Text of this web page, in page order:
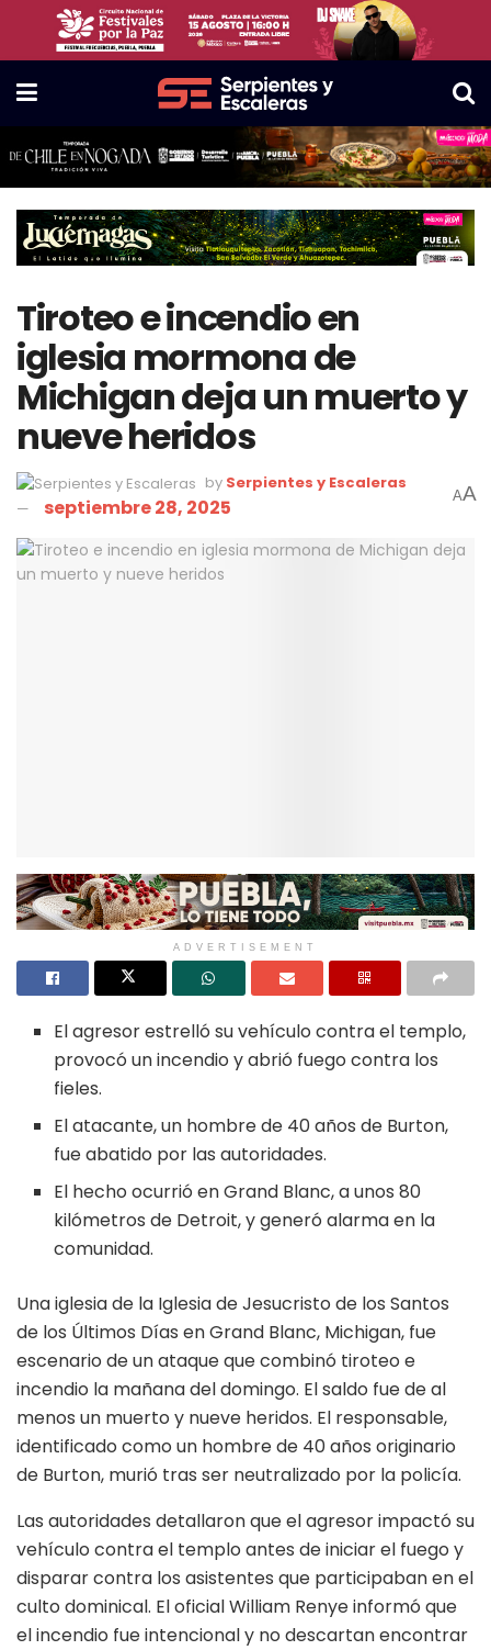
Tiroteo e incendio en
iglesia mormona de
Michigan deja un muerto y
nueve heridos
by Serpientes y Escaleras
septiembre 28, 2025 AA
ADVERTISEMENT
El agresor estrelló su vehículo contra el templo,
provocó un incendio y abrió fuego contra los
fieles.
El atacante, un hombre de 40 años de Burton,
fue abatido por las autoridades.
El hecho ocurrió en Grand Blanc, a unos 80
kilómetros de Detroit, y generó alarma en la
comunidad.
Una iglesia de la Iglesia de Jesucristo de los Santos
de los Últimos Días en Grand Blanc, Michigan, fue
escenario de un ataque que combinó tiroteo e
incendio la mañana del domingo. El saldo fue de al
menos un muerto y nueve heridos. El responsable,
identificado como un hombre de 40 años originario
de Burton, murió tras ser neutralizado por la policía.
Las autoridades detallaron que el agresor impactó su
vehículo contra el templo antes de iniciar el fuego y
disparar contra los asistentes que participaban en el
culto dominical. El oficial William Renye informó que
el incendio fue intencional y no descartan encontrar